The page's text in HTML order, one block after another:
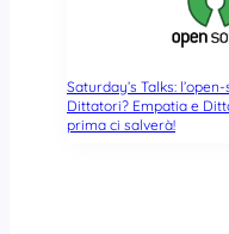
Saturday’s Talks:
Dittatori? Empatia e
prima ci salverà!